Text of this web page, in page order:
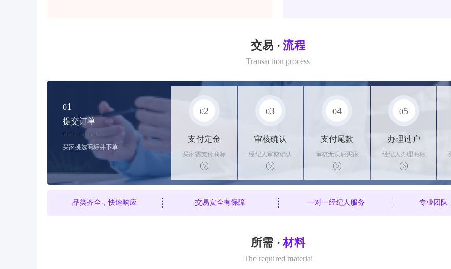
交易 · 流程
Transaction process
01
提交订单
买家挑选商标并下单
02
支付定金
买家需支付商标
标价的10%的购
买订金
03
审核确认
经纪人审核确认
商标状态
04
支付尾款
审核无误后买家
支付尾款，卖家
办理相关手续
05
办理过户
经纪人办理商标
转让手续，交付
相关证书
品类齐全，快速响应 交易安全有保障 一对一经纪人服务 专业团队
所需 · 材料
The required material